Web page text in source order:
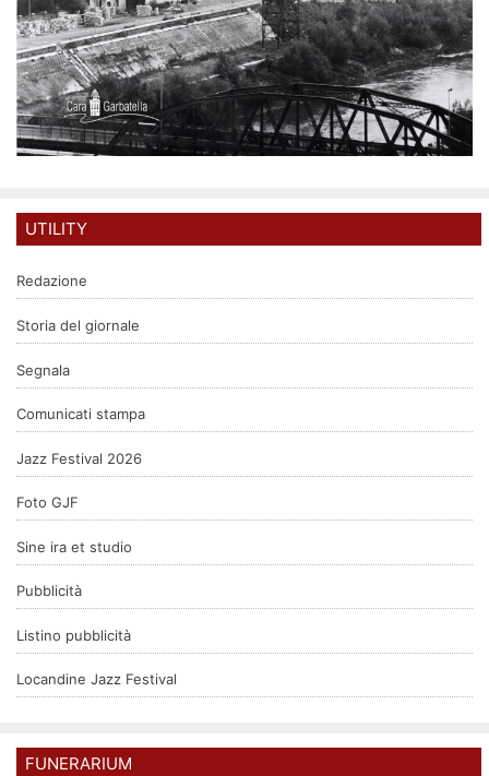
UTILITY
Redazione
Storia del giornale
Segnala
Comunicati stampa
Jazz Festival 2026
Foto GJF
Sine ira et studio
Pubblicità
Listino pubblicità
Locandine Jazz Festival
FUNERARIUM